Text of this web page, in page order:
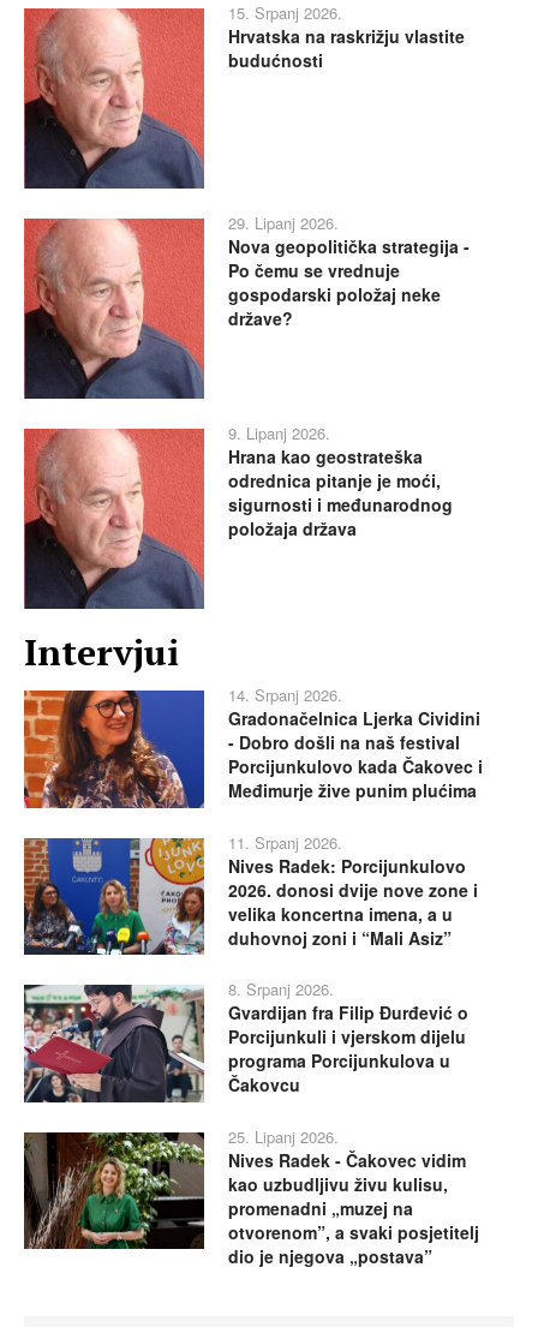
15. Srpanj 2026.
Hrvatska na raskrižju vlastite
budućnosti
29. Lipanj 2026.
Nova geopolitička strategija -
Po čemu se vrednuje
gospodarski položaj neke
države?
9. Lipanj 2026.
Hrana kao geostrateška
odrednica pitanje je moći,
sigurnosti i međunarodnog
položaja država
Intervjui
14. Srpanj 2026.
Gradonačelnica Ljerka Cividini
- Dobro došli na naš festival
Porcijunkulovo kada Čakovec i
Međimurje žive punim plućima
11. Srpanj 2026.
Nives Radek: Porcijunkulovo
2026. donosi dvije nove zone i
velika koncertna imena, a u
duhovnoj zoni i “Mali Asiz”
8. Srpanj 2026.
Gvardijan fra Filip Đurđević o
Porcijunkuli i vjerskom dijelu
programa Porcijunkulova u
Čakovcu
25. Lipanj 2026.
Nives Radek - Čakovec vidim
kao uzbudljivu živu kulisu,
promenadni „muzej na
otvorenom”, a svaki posjetitelj
dio je njegova „postava”